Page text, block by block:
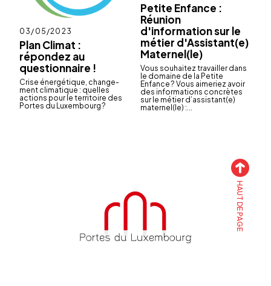
Plan Climat :
répondez au
questionnaire !
Publié
le
03/05/2023
Crise éner­gé­tique, chan­ge­
ment clima­tique : quelles
actions pour le terri­toire des
Portes du Luxem­bourg ?
Petite Enfance :
Réunion
d'information sur le
métier d'Assistant(e)
Maternel(le)
Vous souhai­tez travailler dans
le domaine de la Petite
Enfance ? Vous aime­riez avoir
des infor­ma­tions concrètes
sur le métier d’as­sis­tant(e)
mater­nel(le) :...
HAUT DE PAGE